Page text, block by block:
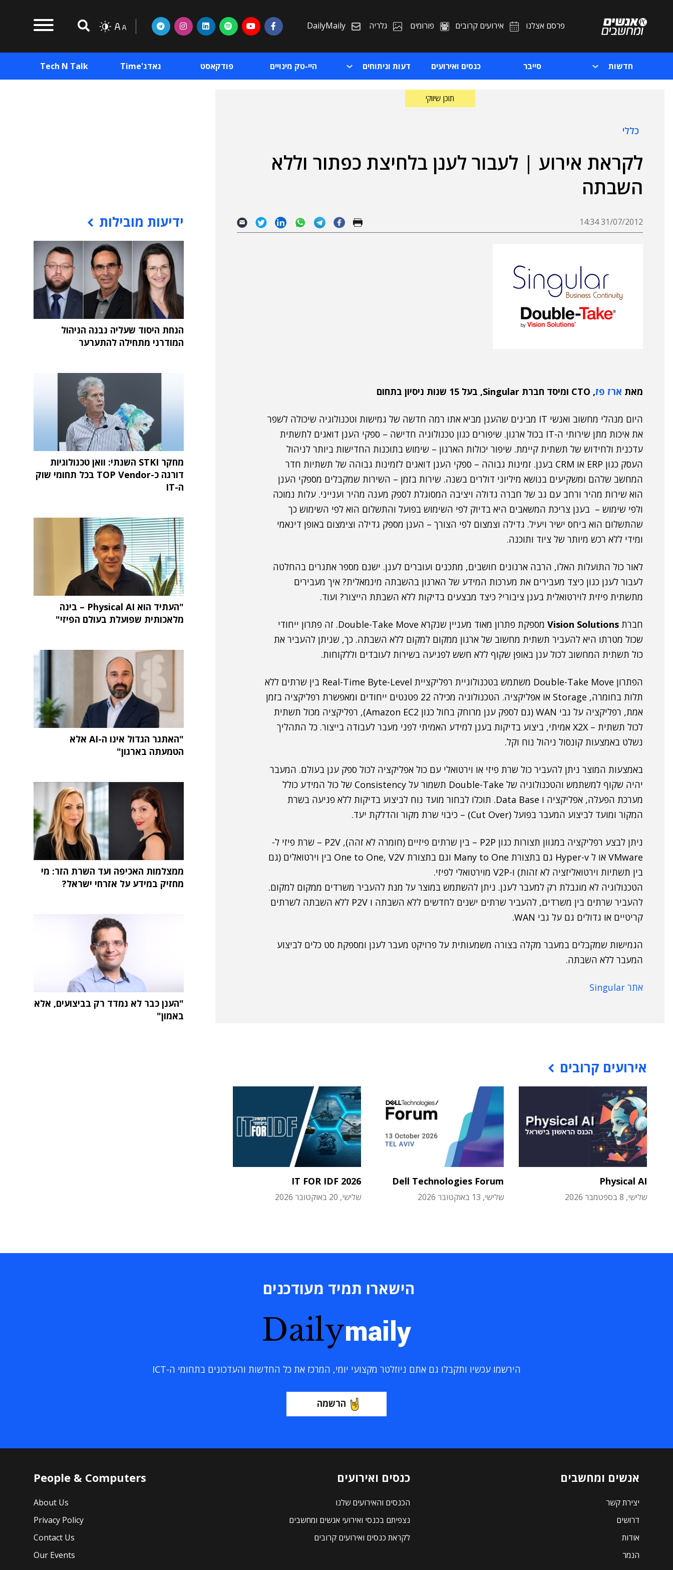
פרסם אצלנו אירועים קרובים פורומים גלריה DailyMaily
חדשות סייבר כנסים ואירועים דעות וניתוחים היי-טק מינויים פודקאסט גאדג'Time Tech N Talk
תוכן שיווקי
כללי
לקראת אירוע | לעבור לענן בלחיצת כפתור וללא
השבתה
31/07/2012 14:34
מאת ארז פז, CTO ומיסד חברת Singular, בעל 15 שנות ניסיון בתחום
היום מנהלי מחשוב ואנשי IT מבינים שהענן מביא אתו רמה חדשה של גמישות וטכנולוגיה שיכולה לשפר
את איכות מתן שירותי ה-IT בכול ארגון. שיפורים כגון טכנולוגיה חדישה – ספקי הענן דואגים לתשתית
עדכנית ולחידוש של תשתית קיימת. שיפור יכולות הארגון – שימוש בתוכנות החדישות ביותר לניהול
העסק כגון ERP או CRM בענן. זמינות גבוהה – ספקי הענן דואגים לזמינות גבוהה של תשתיות חדר
המחשב שלהם ומשקיעים בנושא מיליוני דולרים בשנה. שירות בזמן – השירות שמקבלים מספקי הענן
הוא שירות מהיר ורחב עם גב של חברה גדולה ויציבה המסוגלת לספק מענה מהיר וענייני. עלות נמוכה
ולפי שימוש – בענן צריכת המשאבים היא בדיוק לפי השימוש בפועל והתשלום הוא לפי השימוש כך
שהתשלום הוא ביחס ישיר ויעיל. גדילה וצמצום לפי הצורך – הענן מספק גדילה וצימצום באופן דינאמי
ומידי ללא רכש מיותר של ציוד ותוכנה.
לאור כול התועלות האלו, הרבה ארגונים חושבים, מתכנים ועוברים לענן. ישנם מספר אתגרים בהחלטה
לעבור לענן כגון כיצד מעבירים את מערכות המידע של הארגון בהשבתה מינמאלית? איך מעבירים
מתשתית פיזית לוירטואלית בענן ציבורי? כיצד מבצעים בדיקות ללא השבתת הייצור? ועוד.
חברת Vision Solutions
מספקת פתרון מאוד מעניין שנקרא Double-Take Move. זה פתרון ייחודי
שכול מטרתו היא להעביר תשתית מחשוב של ארגון ממקום למקום ללא השבתה. כך, שניתן להעביר את
כול תשתית המחשוב לכול ענן באופן שקוף ללא חשש לפגיעה בשירות לעובדים וללקוחות.
הפתרון Double-Take Move משתמש בטכנולוגיית רפליקציית Real-Time Byte-Level בין שרתים ללא
תלות בחומרה, Storage או אפליקציה. הטכנולוגיה מכילה 22 פטנטים ייחודים ומאפשרת רפליקציה בזמן
אמת, רפליקציה על גבי WAN (גם לספק ענן מרוחק בחול כגון Amazon EC2), רפליקציה מכול תשתית
לכול תשתית – X2X אמיתי, ביצוע בדיקות בענן למידע האמיתי לפני מעבר לעבודה בייצור. כל התהליך
נשלט באמצעות קונסול ניהול נוח וקל.
באמצעות המוצר ניתן להעביר כול שרת פיזי או וירטואלי עם כול אפליקציה לכול ספק ענן בעולם. המעבר
יהיה שקוף למשתמש והטכנולוגיה של Double-Take תשמור על Consistency של כול המידע כולל
מערכת הפעלה, אפליקציה ו Data Base. תוכלו לבחור מועד נוח לביצוע בדיקות ללא פגיעה בשרת
המקור ומועד לביצוע המעבר בפועל (Cut Over) – כיבוי שרת מקור והדלקת יעד.
ניתן לבצע רפליקציה במגוון תצורות כגון P2P – בין שרתים פיזיים (חומרה לא זהה), P2V – שרת פיזי ל-
VMware או ל Hyper-v גם בתצורת Many to One וגם בתצורת One to One, V2V בין וירטואלים (גם
בין תשתיות וירטואליזציה לא זהות) ו-V2P מוירטואלי לפיזי.
הטכנולוגיה לא מוגבלת רק למעבר לענן. ניתן להשתמש במוצר על מנת להעביר משרדים ממקום למקום.
להעביר שרתים בין משרדים, להעביר שרתים ישנים לחדשים ללא השבתה ו P2V ללא השבתה לשרתים
קריטיים או גדולים גם על גבי WAN.
הגמישות שמקבלים במעבר מקלה בצורה משמעותית על פרויקט מעבר לענן ומספקת סט כלים לביצוע
המעבר ללא השבתה.
אתר Singular
אירועים קרובים
Physical AI
שלישי, 8 בספטמבר 2026
Dell Technologies Forum
שלישי, 13 באוקטובר 2026
IT FOR IDF 2026
שלישי, 20 באוקטובר 2026
ידיעות מובילות
הנחת היסוד שעליה נבנה הניהול
המודרני מתחילה להתערער
מחקר STKI השנתי: וואן טכנולוגיות
דורגה כ-TOP Vendor בכל תחומי שוק
ה-IT
"העתיד הוא Physical AI – בינה
מלאכותית שפועלת בעולם הפיזי"
"האתגר הגדול אינו ה-AI אלא
הטמעתה בארגון"
ממצלמות האכיפה ועד השרת הזר: מי
מחזיק במידע על אזרחי ישראל?
"הענן כבר לא נמדד רק בביצועים, אלא
באמון"
הישארו תמיד מעודכנים
Dailymaily
הירשמו עכשיו ותקבלו גם אתם ניוזלטר מקצועי יומי, המרכז את כל החדשות והעדכונים בתחומי ה-ICT
הרשמה
אנשים ומחשבים
יצירת קשר
דרושים
אודות
הנמר
כנסים ואירועים
הכנסים והאירועים שלנו
נצפיתם בכנסי ואירועי אנשים ומחשבים
לקראת כנסים ואירועים קרובים
People & Computers
About Us
Privacy Policy
Contact Us
Our Events